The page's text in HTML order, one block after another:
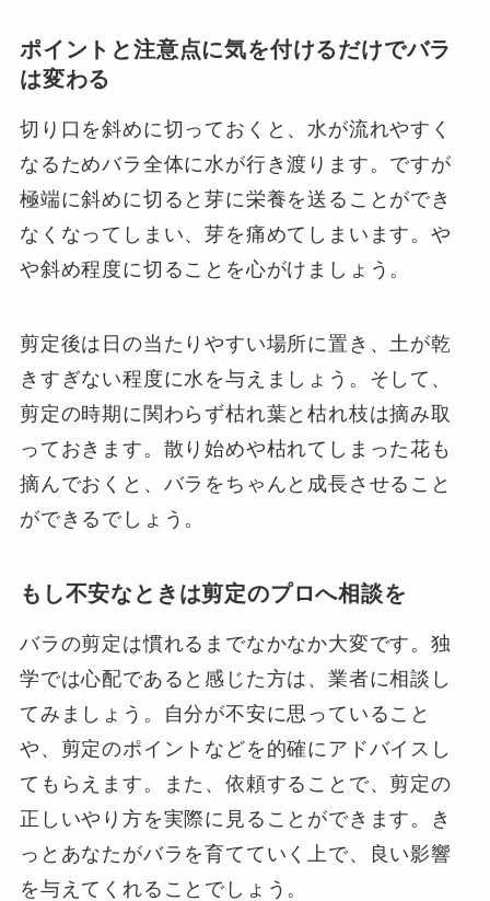
ポイントと注意点に気を付けるだけでバラ
は変わる
切り口を斜めに切っておくと、水が流れやすく
なるためバラ全体に水が行き渡ります。ですが
極端に斜めに切ると芽に栄養を送ることができ
なくなってしまい、芽を痛めてしまいます。や
や斜め程度に切ることを心がけましょう。
剪定後は日の当たりやすい場所に置き、土が乾
きすぎない程度に水を与えましょう。そして、
剪定の時期に関わらず枯れ葉と枯れ枝は摘み取
っておきます。散り始めや枯れてしまった花も
摘んでおくと、バラをちゃんと成長させること
ができるでしょう。
もし不安なときは剪定のプロへ相談を
バラの剪定は慣れるまでなかなか大変です。独
学では心配であると感じた方は、業者に相談し
てみましょう。自分が不安に思っていること
や、剪定のポイントなどを的確にアドバイスし
てもらえます。また、依頼することで、剪定の
正しいやり方を実際に見ることができます。き
っとあなたがバラを育てていく上で、良い影響
を与えてくれることでしょう。